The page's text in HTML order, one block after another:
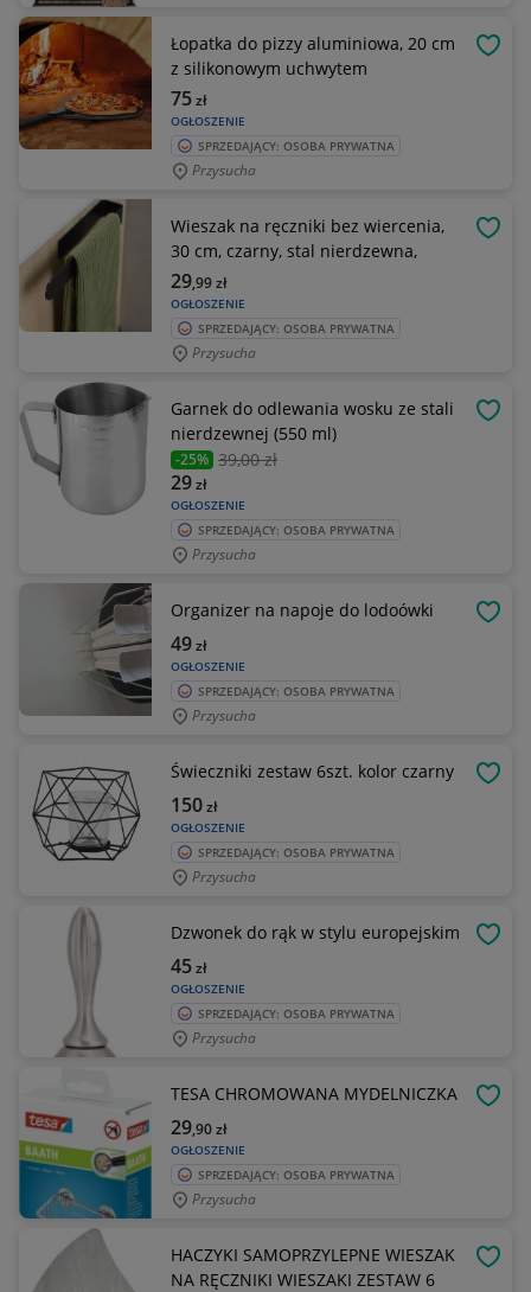
Łopatka do pizzy aluminiowa, 20 cm
z silikonowym uchwytem
OGŁOSZENIE
75zł
SPRZEDAJĄCY: OSOBA PRYWATNA
Przysucha
Wieszak na ręczniki bez wiercenia,
30 cm, czarny, stal nierdzewna,
OGŁOSZENIE
29,99zł
SPRZEDAJĄCY: OSOBA PRYWATNA
Przysucha
Garnek do odlewania wosku ze stali
nierdzewnej (550 ml)
-25% 39,00 zł
OGŁOSZENIE
29zł
SPRZEDAJĄCY: OSOBA PRYWATNA
Przysucha
Organizer na napoje do lodoówki
OGŁOSZENIE
49zł
SPRZEDAJĄCY: OSOBA PRYWATNA
Przysucha
Świeczniki zestaw 6szt. kolor czarny
OGŁOSZENIE
150zł
SPRZEDAJĄCY: OSOBA PRYWATNA
Przysucha
Dzwonek do rąk w stylu europejskim
OGŁOSZENIE
45zł
SPRZEDAJĄCY: OSOBA PRYWATNA
Przysucha
TESA CHROMOWANA MYDELNICZKA
OGŁOSZENIE
29,90zł
SPRZEDAJĄCY: OSOBA PRYWATNA
Przysucha
HACZYKI SAMOPRZYLEPNE WIESZAK
NA RĘCZNIKI WIESZAKI ZESTAW 6